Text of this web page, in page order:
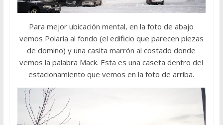
Para mejor ubicación mental, en la foto de abajo
vemos Polaria al fondo (el edificio que parecen piezas
de domino) y una casita marrón al costado donde
vemos la palabra Mack. Esta es una caseta dentro del
estacionamiento que vemos en la foto de arriba.